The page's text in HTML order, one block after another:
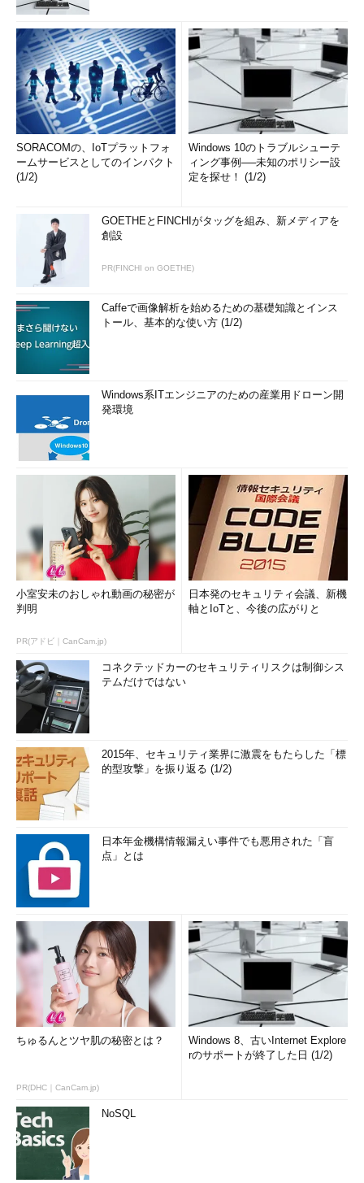
SORACOMの、IoTプラットフォ
ームサービスとしてのインパクト
(1/2)
Windows 10のトラブルシューテ
ィング事例──未知のポリシー設
定を探せ！ (1/2)
GOETHEとFINCHIがタッグを組み、新メディアを
創設
PR(FINCHI on GOETHE)
Caffeで画像解析を始めるための基礎知識とインス
トール、基本的な使い方 (1/2)
Windows系ITエンジニアのための産業用ドローン開
発環境
小室安未のおしゃれ動画の秘密が
判明
PR(アドビ｜CanCam.jp)
日本発のセキュリティ会議、新機
軸とIoTと、今後の広がりと
コネクテッドカーのセキュリティリスクは制御シス
テムだけではない
2015年、セキュリティ業界に激震をもたらした「標
的型攻撃」を振り返る (1/2)
日本年金機構情報漏えい事件でも悪用された「盲
点」とは
ちゅるんとツヤ肌の秘密とは？
PR(DHC｜CanCam.jp)
Windows 8、古いInternet Explore
rのサポートが終了した日 (1/2)
NoSQL